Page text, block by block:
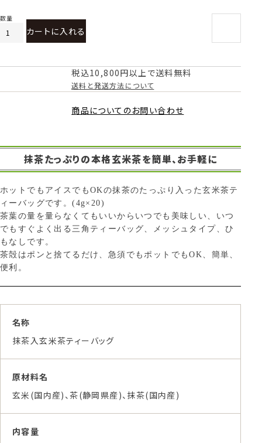
カートに入れる
税込10,800円以上で送料無料
送料と発送方法について
商品についてのお問い合わせ
抹茶たっぷりの本格玄米茶を簡単、お手軽に
ホットでもアイスでもOKの抹茶のたっぷり入った玄米茶テ
ィーバッグです。(4g×20)
茶葉の量を量らなくてもいいからいつでも美味しい、いつ
でもすぐよく出る三角ティーバッグ、メッシュタイプ、ひ
もなしです。
茶殻はポンと捨てるだけ、急須でもポットでもOK、簡単、
便利。
名称
抹茶入玄米茶ティーバッグ
原材料名
玄米(国内産)、茶(静岡県産)、抹茶(国内産)
内容量